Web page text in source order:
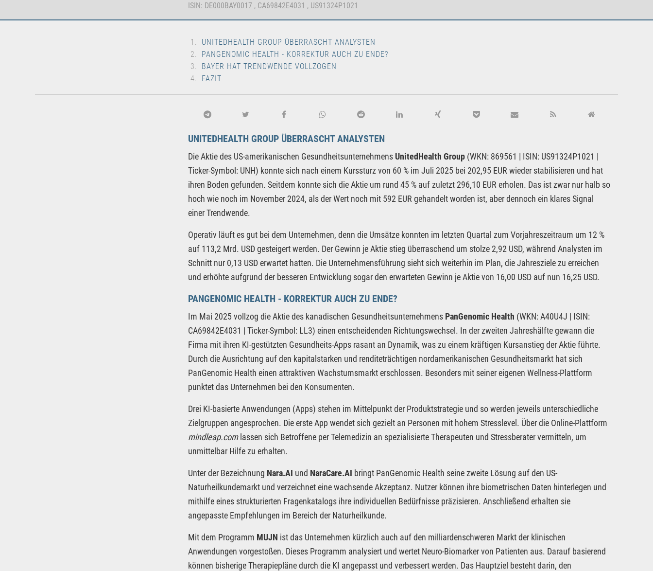
ISIN: DE000BAY0017 , CA69842E4031 , US91324P1021
UNITEDHEALTH GROUP ÜBERRASCHT ANALYSTEN
PANGENOMIC HEALTH - KORREKTUR AUCH ZU ENDE?
BAYER HAT TRENDWENDE VOLLZOGEN
FAZIT
UNITEDHEALTH GROUP ÜBERRASCHT ANALYSTEN
Die Aktie des US-amerikanischen Gesundheitsunternehmens UnitedHealth Group (WKN: 869561 | ISIN: US91324P1021 |
Ticker-Symbol: UNH) konnte sich nach einem Kurssturz von 60 % im Juli 2025 bei 202,95 EUR wieder stabilisieren und hat
ihren Boden gefunden. Seitdem konnte sich die Aktie um rund 45 % auf zuletzt 296,10 EUR erholen. Das ist zwar nur halb so
hoch wie noch im November 2024, als der Wert noch mit 592 EUR gehandelt worden ist, aber dennoch ein klares Signal
einer Trendwende.
Operativ läuft es gut bei dem Unternehmen, denn die Umsätze konnten im letzten Quartal zum Vorjahreszeitraum um 12 %
auf 113,2 Mrd. USD gesteigert werden. Der Gewinn je Aktie stieg überraschend um stolze 2,92 USD, während Analysten im
Schnitt nur 0,13 USD erwartet hatten. Die Unternehmensführung sieht sich weiterhin im Plan, die Jahresziele zu erreichen
und erhöhte aufgrund der besseren Entwicklung sogar den erwarteten Gewinn je Aktie von 16,00 USD auf nun 16,25 USD.
PANGENOMIC HEALTH - KORREKTUR AUCH ZU ENDE?
Im Mai 2025 vollzog die Aktie des kanadischen Gesundheitsunternehmens PanGenomic Health (WKN: A40U4J | ISIN:
CA69842E4031 | Ticker-Symbol: LL3) einen entscheidenden Richtungswechsel. In der zweiten Jahreshälfte gewann die
Firma mit ihren KI-gestützten Gesundheits-Apps rasant an Dynamik, was zu einem kräftigen Kursanstieg der Aktie führte.
Durch die Ausrichtung auf den kapitalstarken und renditeträchtigen nordamerikanischen Gesundheitsmarkt hat sich
PanGenomic Health einen attraktiven Wachstumsmarkt erschlossen. Besonders mit seiner eigenen Wellness-Plattform
punktet das Unternehmen bei den Konsumenten.
Drei KI-basierte Anwendungen (Apps) stehen im Mittelpunkt der Produktstrategie und so werden jeweils unterschiedliche
Zielgruppen angesprochen. Die erste App wendet sich gezielt an Personen mit hohem Stresslevel. Über die Online-Plattform
mindleap.comlassen sich Betroffene per Telemedizin an spezialisierte Therapeuten und Stressberater vermitteln, um
unmittelbar Hilfe zu erhalten.
Unter der Bezeichnung Nara.AI und NaraCare.AI bringt PanGenomic Health seine zweite Lösung auf den US-
Naturheilkundemarkt und verzeichnet eine wachsende Akzeptanz. Nutzer können ihre biometrischen Daten hinterlegen und
mithilfe eines strukturierten Fragenkatalogs ihre individuellen Bedürfnisse präzisieren. Anschließend erhalten sie
angepasste Empfehlungen im Bereich der Naturheilkunde.
Mit dem Programm MUJN ist das Unternehmen kürzlich auch auf den milliardenschweren Markt der klinischen
Anwendungen vorgestoßen. Dieses Programm analysiert und wertet Neuro-Biomarker von Patienten aus. Darauf basierend
können bisherige Therapiepläne durch die KI angepasst und verbessert werden. Das Hauptziel besteht darin, den